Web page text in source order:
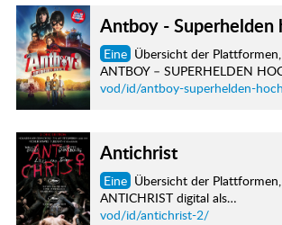
Antboy - Superhelden
Eine Übersicht der
ANTBOY – SUPERHELDEN
vod/id/antboy-superhelden-
Antichrist
Eine Übersicht der
ANTICHRIST digital als…
vod/id/antichrist-2/